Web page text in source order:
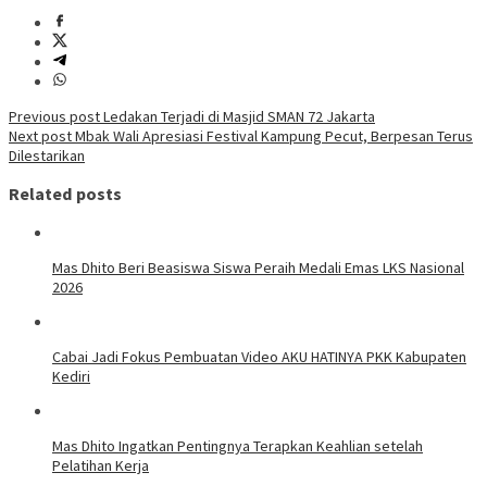
Post
navigation
Previous postLedakan Terjadi di Masjid SMAN 72 Jakarta
Next postMbak Wali Apresiasi Festival Kampung Pecut, Berpesan Terus
Dilestarikan
Related posts
Mas Dhito Beri Beasiswa Siswa Peraih Medali Emas LKS Nasional
2026
Cabai Jadi Fokus Pembuatan Video AKU HATINYA PKK Kabupaten
Kediri
Mas Dhito Ingatkan Pentingnya Terapkan Keahlian setelah
Pelatihan Kerja